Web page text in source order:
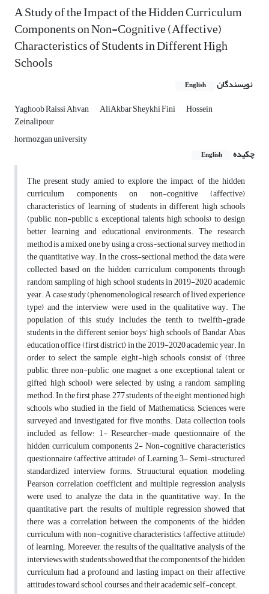
A Study of the Impact of the Hidden Curriculum
Components on Non-Cognitive (Affective)
Characteristics of Students in Different High
Schools
نویسندگان English
Yaghoob Raissi Ahvan AliAkbar Sheykhi Fini Hossein
Zeinalipour
hormozgan university
چکیده
English
The present study amied to explore the impact of the hidden
curriculum components on non-cognitive (affective)
characteristics of learning of students in different high schools
(public, non-public & exceptional talents high schools) to design
better learning and educational environments. The research
method is a mixed one by using a cross-sectional survey method in
the quantitative way. In the cross-sectional method, the data were
collected based on the hidden curriculum components through
random sampling of high school students in 2019-2020 academic
year. A case study (phenomenological research of lived experience
type) and the interview were used in the qualitative way. The
population of this study includes the tenth to twelfth-grade
students in the different senior boys’ high schools of Bandar Abas
education office (first district) in the 2019-2020 academic year. In
order to select the sample, eight-high schools consist of (three
public, three non-public, one magnet & one exceptional talent or
gifted high school) were selected by using a random sampling
method. In the first phase, 277 students of the eight mentioned high
schools who studied in the field of Mathematics& Sciences were
surveyed and investigated for five months. Data collection tools
included as fellow: 1- Researcher-made questionnaire of the
hidden curriculum components 2- Non-cognitive characteristics
questionnaire (affective attitude) of Learning 3- Semi-structured
standardized interview forms. Struuctural equation modeling,
Pearson correlation coefficient and multiple regression analysis
were used to analyze the data in the quantitative way. In the
quantitative part, the results of multiple regression showed that
there was a correlation between the components of the hidden
curriculum with non-cognitive characteristics (affective attitude)
of learning. Moreever, the results of the qualitative analysis of the
interviews with students showed that the components of the hidden
curriculum had a profound and lasting impact on their affective
attitudes toward school, courses, and their academic self-concept.